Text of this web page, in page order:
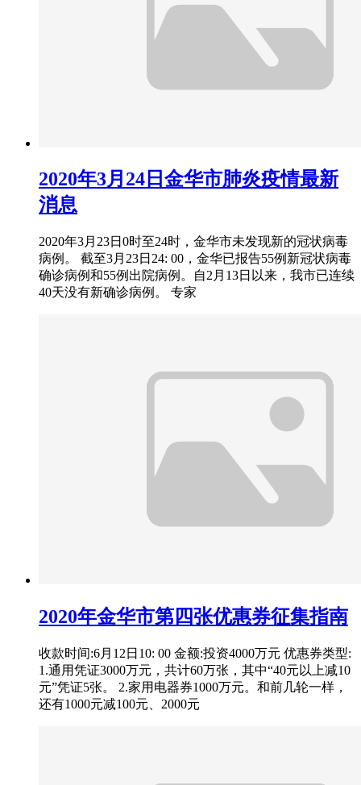
2020年3月24日金华市肺炎疫情最新
消息
2020年3月23日0时至24时，金华市未发现新的冠状病毒
病例。 截至3月23日24: 00，金华已报告55例新冠状病毒
确诊病例和55例出院病例。自2月13日以来，我市已连续
40天没有新确诊病例。 专家
2020年金华市第四张优惠券征集指南
收款时间:6月12日10: 00 金额:投资4000万元 优惠券类型:
1.通用凭证3000万元，共计60万张，其中“40元以上减10
元”凭证5张。 2.家用电器券1000万元。和前几轮一样，
还有1000元减100元、2000元